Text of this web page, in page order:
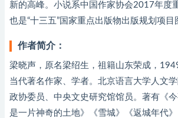
新的高峰。小说系中国作家协会2017年度
也是“十三五”国家重点出版物出版规划项目
作者简介：
梁晓声，原名梁绍生，祖籍山东荣成，
当代著名作家、学者。北京语言大学人文
政协委员、中央文史研究馆馆员。著有《
是一片神奇的土地》《雪城》《返城年代》